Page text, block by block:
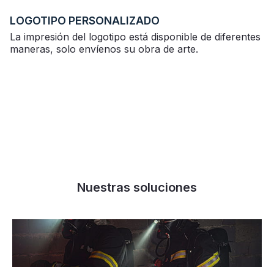
LOGOTIPO PERSONALIZADO
La impresión del logotipo está disponible de diferentes
maneras, solo envíenos su obra de arte.
Nuestras soluciones